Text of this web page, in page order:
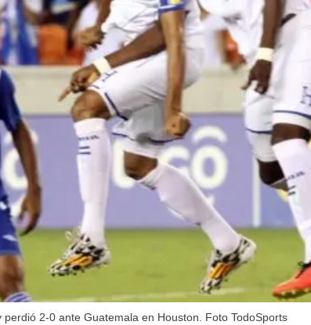
2-0 ante Guatemala en Houston. Foto TodoSports